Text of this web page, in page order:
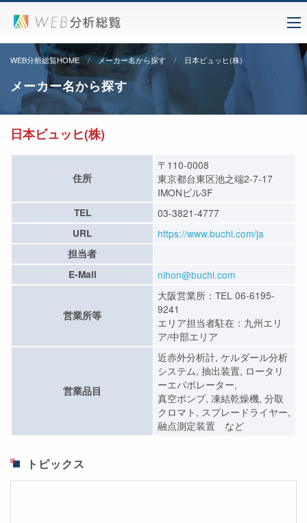
WEB分析総覧HOME メーカー名から探す 日本ビュッヒ(株)
メーカー名から探す
日本ビュッヒ(株)
住所
〒110-0008
東京都台東区池之端2-7-17
IMONビル3F
TEL 03-3821-4777
URL https://www.buchi.com/ja
担当者
E-Mail
nihon@buchi.com
営業所等
大阪営業所：TEL 06-6195-
9241
エリア担当者駐在：九州エリ
ア/中部エリア
営業品目
近赤外分析計, ケルダール分析
システム, 抽出装置, ロータリ
ーエバポレーター,
真空ポンプ, 凍結乾燥機, 分取
クロマト, スプレードライヤー,
融点測定装置 など
トピックス